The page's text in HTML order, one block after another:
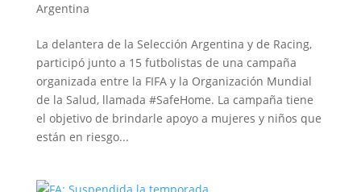
Argentina
La delantera de la Selección Argentina y de Racing,
participó junto a 15 futbolistas de una campaña
organizada entre la FIFA y la Organización Mundial
de la Salud, llamada #SafeHome. La campaña tiene
el objetivo de brindarle apoyo a mujeres y niños que
están en riesgo...